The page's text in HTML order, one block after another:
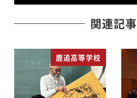
関連記事
鹿追高等学校